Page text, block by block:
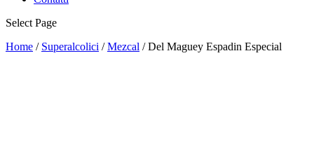
Select Page
Home / Superalcolici /Mezcal / Del Maguey Espadin Especial